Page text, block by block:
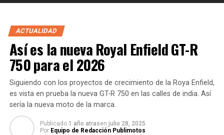
ACTUALIDAD
Así es la nueva Royal Enfield GT-R
750 para el 2026
Siguiendo con los proyectos de crecimiento de la Roya Enfield,
es vista en prueba la nueva GT-R 750 en las calles de india. Así
sería la nueva moto de la marca.
Publicado 1 año atrasen julio 28, 2025
Por Equipo de Redacción Publimotos